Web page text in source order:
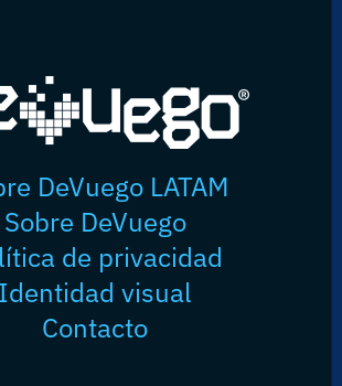
DeVuego LATAM
Sobre DeVuego
de privacidad
Identidad visual
Contacto